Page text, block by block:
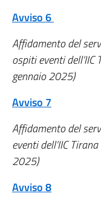
Avviso 6
Affidamento del
ospiti eventi
gennaio 2025)
Avviso 7
Affidamento del
eventi dell’IIC
2025)
Avviso 8